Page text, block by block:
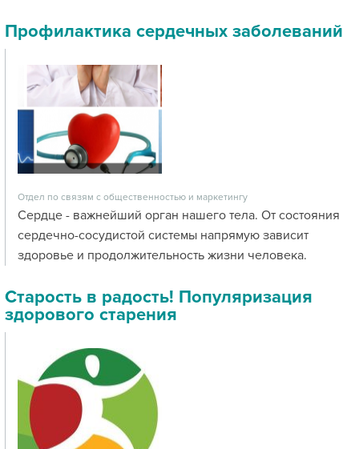
ПРАВОВАЯ ИНФОРМАЦИЯ
Профилактика сердечных заболеваний
Отдел по связям с общественностью и маркетингу
Сердце - важнейший орган нашего тела. От состояния
сердечно-сосудистой системы напрямую зависит
здоровье и продолжительность жизни человека.
Старость в радость! Популяризация
здорового старения